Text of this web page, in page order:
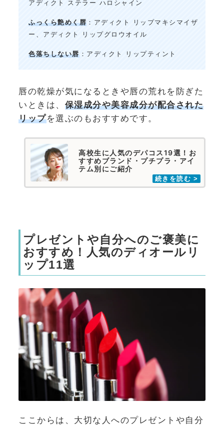
アディクト ステラー ハロシャイン
ふっくら艶めく唇 ：アディクト リップマキシマイザ
ー、アディクト リップグロウオイル
色落ちしない唇：アディクト リップティント
唇の乾燥が気になるときや唇の荒れを防ぎた
いときは、 保湿成分や美容成分が配合された
リップを選ぶのもおすすめです。
高校生に人気のデパコス19選！お
すすめブランド・プチプラ・アイ
テム別にご紹介
プレゼントや自分へのご褒美に
おすすめ！人気のディオールリ
ップ11選
ここからは、大切な人へのプレゼントや自分